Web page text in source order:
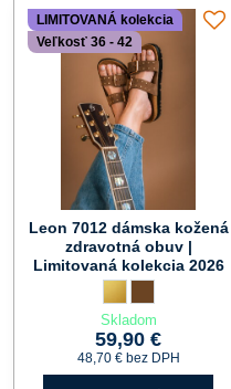
LIMITOVANÁ kolekcia
Veľkosť 36 - 42
Leon 7012 dámska kožená
zdravotná obuv |
Limitovaná kolekcia 2026
Skladom
59,90 €
48,70 € bez DPH